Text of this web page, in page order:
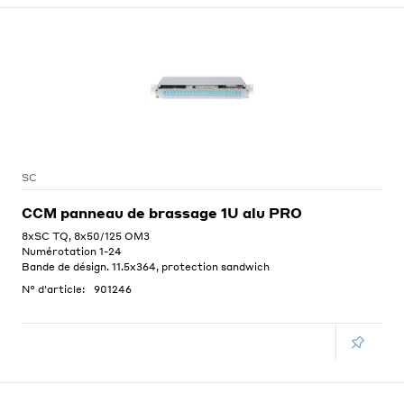
SC
CCM panneau de brassage 1U alu PRO
8xSC TQ, 8x50/125 OM3
Numérotation 1-24
Bande de désign. 11.5x364, protection sandwich
N° d'article:
901246